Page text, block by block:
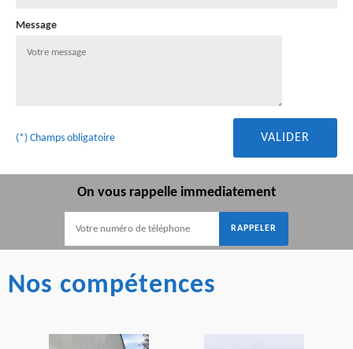
Message
(*) Champs obligatoire
On vous rappelle immediatement
Nos compétences